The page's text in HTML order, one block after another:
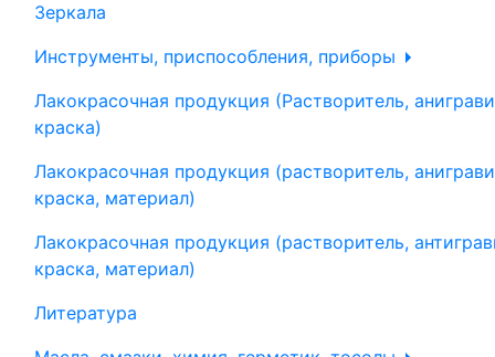
Зеркала
Инструменты, приспособления, приборы
Лакокрасочная продукция (Растворитель,
краска)
Лакокрасочная продукция (растворитель,
краска, материал)
Лакокрасочная продукция (растворитель,
краска, материал)
Литература